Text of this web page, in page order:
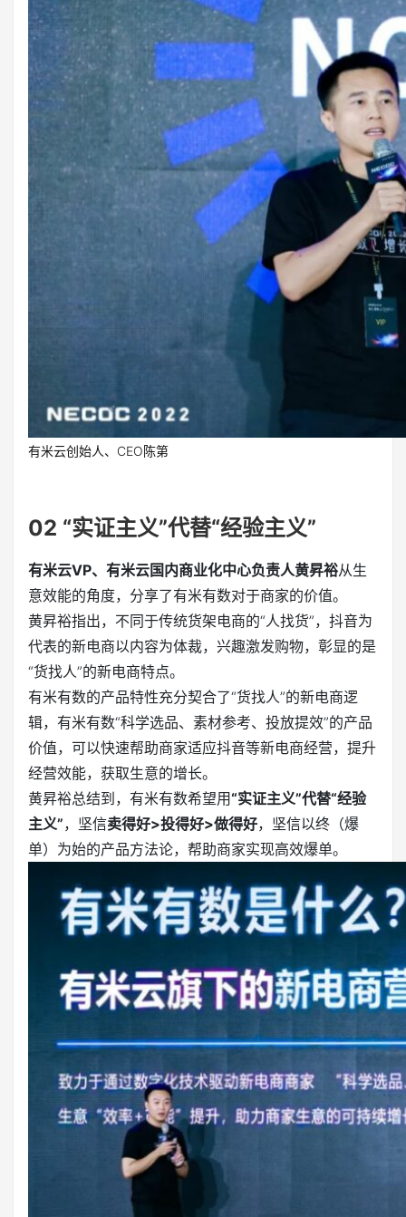
有米云创始人、CEO陈第
02 “实证主义”代替“经验主义”
有米云VP、有米云国内商业化中心负责人黄昇裕从生
意效能的角度，分享了有米有数对于商家的价值。
黄昇裕指出，不同于传统货架电商的“人找货”，抖音为
代表的新电商以内容为体裁，兴趣激发购物，彰显的是
“货找人”的新电商特点。
有米有数的产品特性充分契合了“货找人”的新电商逻
辑，有米有数“科学选品、素材参考、投放提效”的产品
价值，可以快速帮助商家适应抖音等新电商经营，提升
经营效能，获取生意的增长。
黄昇裕总结到，有米有数希望用“实证主义”代替“经验
主义”，坚信卖得好>投得好>做得好，坚信以终（爆
单）为始的产品方法论，帮助商家实现高效爆单。